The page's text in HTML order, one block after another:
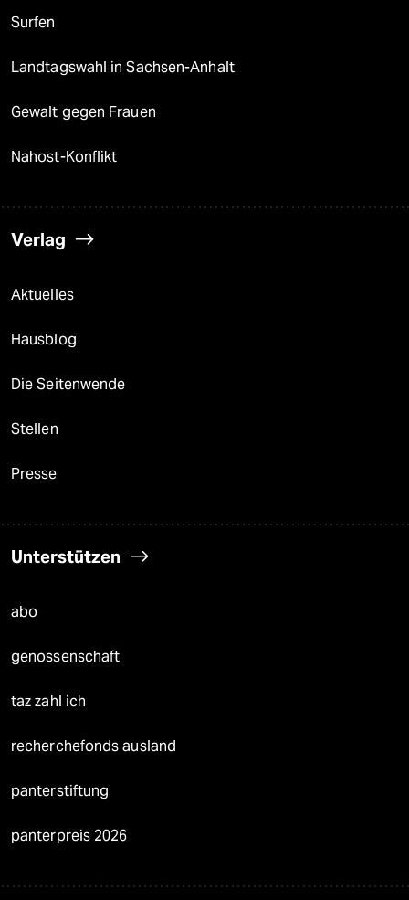
Surfen
Landtagswahl in Sachsen-Anhalt
Gewalt gegen Frauen
Nahost-Konflikt
Verlag
Aktuelles
Hausblog
Die Seitenwende
Stellen
Presse
Unterstützen
abo
genossenschaft
taz zahl ich
recherchefonds ausland
panterstiftung
panterpreis 2026